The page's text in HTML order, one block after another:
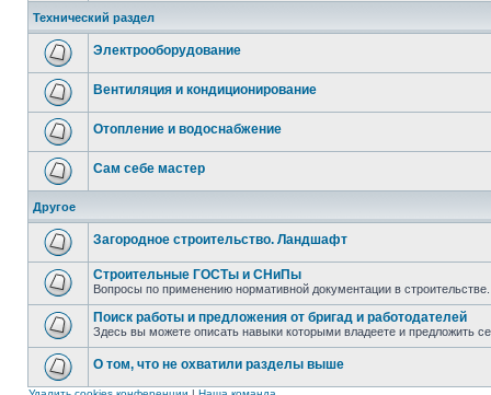
Технический раздел
Электрооборудование
Вентиляция и кондиционирование
Отопление и водоснабжение
Сам себе мастер
Другое
Загородное строительство. Ландшафт
Строительные ГОСТы и СНиПы
Вопросы по применению нормативной документации в строительстве.
Поиск работы и предложения от бригад и работодателей
Здесь вы можете описать навыки которыми владеете и предложить
О том, что не охватили разделы выше